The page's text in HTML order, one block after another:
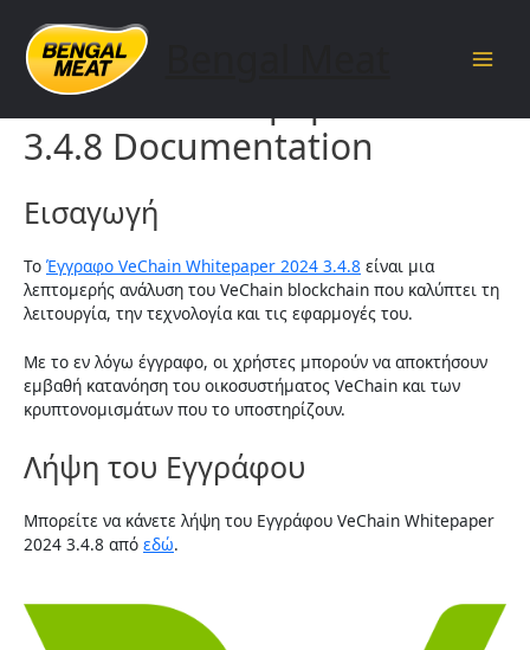
content
VeChain Whitepaper 2024
3.4.8 Documentation
Εισαγωγή
Το Έγγραφο VeChain Whitepaper 2024 3.4.8 είναι μια
λεπτομερής ανάλυση του VeChain blockchain που καλύπτει τη
λειτουργία, την τεχνολογία και τις εφαρμογές του.
Με το εν λόγω έγγραφο, οι χρήστες μπορούν να αποκτήσουν
εμβαθή κατανόηση του οικοσυστήματος VeChain και των
κρυπτονομισμάτων που το υποστηρίζουν.
Λήψη του Εγγράφου
Μπορείτε να κάνετε λήψη του Εγγράφου VeChain Whitepaper
2024 3.4.8 από εδώ.